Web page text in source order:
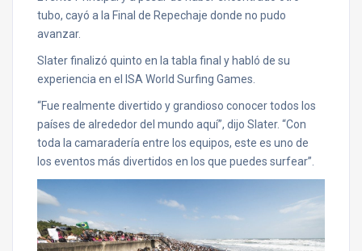
tubo, cayó a la Final de Repechaje donde no pudo
avanzar.
Slater finalizó quinto en la tabla final y habló de su
experiencia en el ISA World Surfing Games.
“Fue realmente divertido y grandioso conocer todos los
países de alrededor del mundo aquí”, dijo Slater. “Con
toda la camaradería entre los equipos, este es uno de
los eventos más divertidos en los que puedes surfear”.